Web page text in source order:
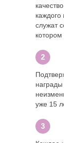
служат
уже 15